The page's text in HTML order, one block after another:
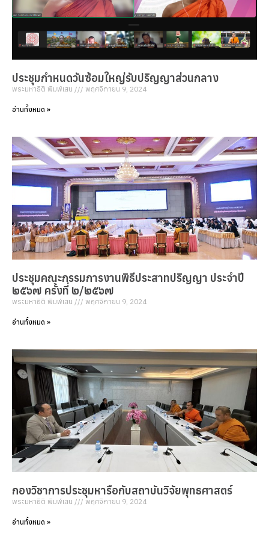
ประชุมกำหนดวันซ้อมใหญ่รับปริญญาส่วนกลาง
พระมหาธิติ พิมพ์เสน พฤศจิกายน 9, 2024
อ่านทั้งหมด »
ประชุมคณะกรรมการงานพิธีประสาทปริญญา ประจำปี
๒๕๖๗ ครั้งที่ ๒/๒๕๖๗
พระมหาธิติ พิมพ์เสน พฤศจิกายน 9, 2024
อ่านทั้งหมด »
กองวิชาการประชุมหารือกับสถาบันวิจัยพุทธศาสตร์
พระมหาธิติ พิมพ์เสน พฤศจิกายน 9, 2024
อ่านทั้งหมด »